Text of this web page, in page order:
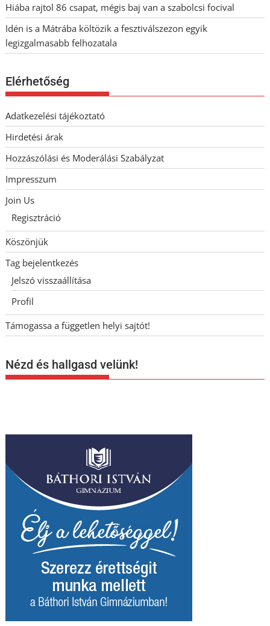
Hiába rajtol 86 csapat, mégis baj van a szabolcsi focival
Idén is a Mátrába költözik a fesztiválszezon egyik
legizgalmasabb felhozatala
Elérhetőség
Adatkezelési tájékoztató
Hirdetési árak
Hozzászólási és Moderálási Szabályzat
Impresszum
Join Us
Regisztráció
Köszönjük
Tag bejelentkezés
Jelszó visszaállítása
Profil
Támogassa a független helyi sajtót!
Nézd és hallgasd velünk!